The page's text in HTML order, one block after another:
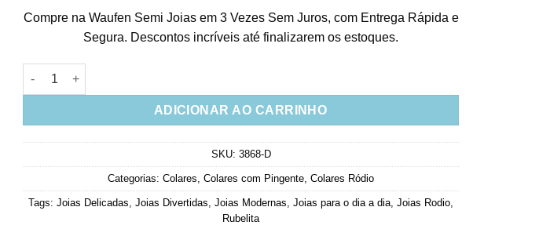
Compre na Waufen Semi Joias em 3 Vezes Sem Juros, com Entrega Rápida e
Segura. Descontos incríveis até finalizarem os estoques.
Colar Semijoia Fina De Asa Rubelita Rodio Branco quantidade
ADICIONAR AO CARRINHO
SKU: 3868-D
Categorias: Colares Colares com Pingente Colares Ródio
Tags: Joias Delicadas Joias Divertidas Joias Modernas Joias para o dia a dia Joias Rodio
Rubelita